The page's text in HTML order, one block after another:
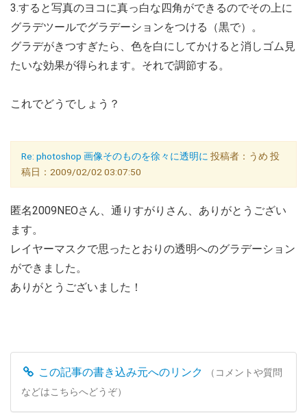
3.すると写真のヨコに真っ白な四角ができるのでその上に
グラデツールでグラデーションをつける（黒で）。
グラデがきつすぎたら、色を白にしてかけると消しゴム見
たいな効果が得られます。それで調節する。
これでどうでしょう？
Re: photoshop 画像そのものを徐々に透明に 投稿者：うめ 投
稿日：2009/02/02 03:07:50
匿名2009NEOさん、通りすがりさん、ありがとうござい
ます。
レイヤーマスクで思ったとおりの透明へのグラデーション
ができました。
ありがとうございました！
この記事の書き込み元へのリンク
（コメントや質問
などはこちらへどうぞ）